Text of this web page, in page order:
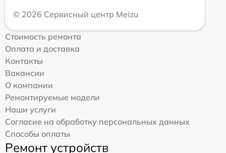
© 2026 Сервисный центр Meizu
Стоимость ремонта
Оплата и доставка
Контакты
Вакансии
О компании
Ремонтируемые модели
Наши услуги
Согласие на обработку персональных данных
Способы оплаты
Ремонт устройств